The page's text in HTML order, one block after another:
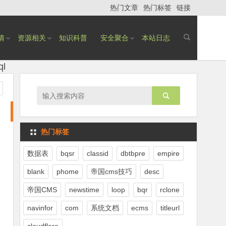
热门文章 热门标签 链接
资源相关 知识科普 安全聚合 本站日志
热门标签
数据表 bqsr classid dbtbpre empire
blank phome 帝国cms技巧 desc
帝国CMS newstime loop bqr rclone
navinfor com 系统文档 ecms titleurl